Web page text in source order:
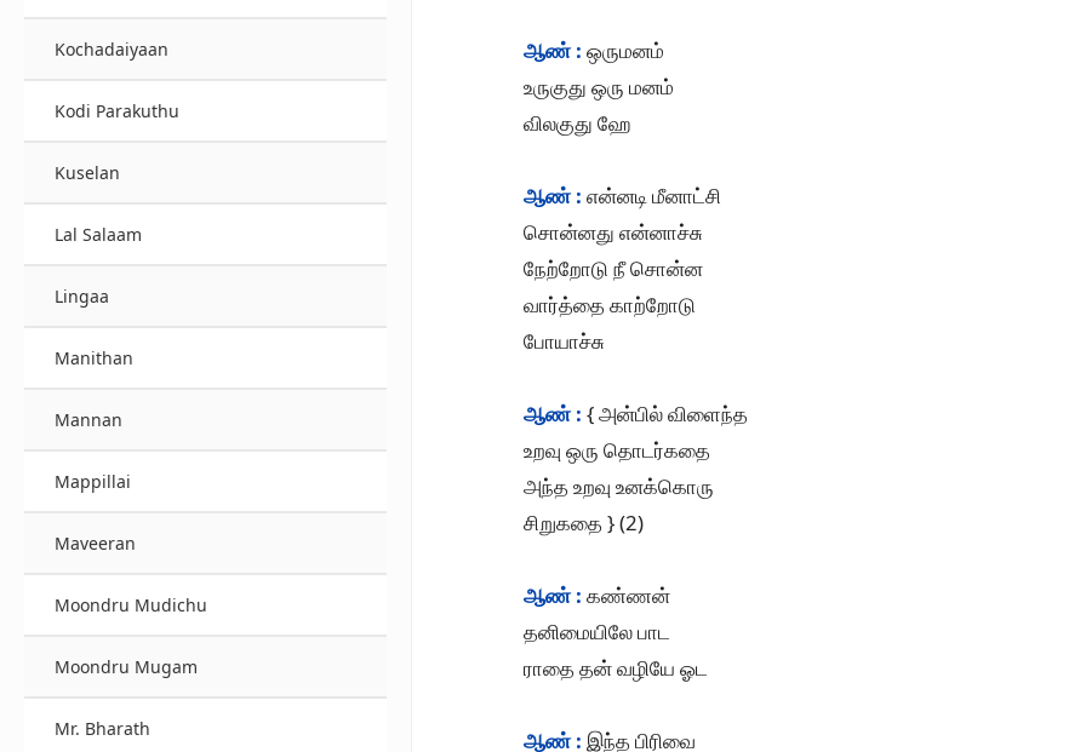
Kochadaiyaan
Kodi Parakuthu
Kuselan
Lal Salaam
Lingaa
Manithan
Mannan
Mappillai
Maveeran
Moondru Mudichu
Moondru Mugam
Mr. Bharath
ஆண் : ஒருமனம்
உருகுது ஒரு மனம்
விலகுது ஹே
ஆண் : என்னடி மீனாட்சி
சொன்னது என்னாச்சு
நேற்றோடு நீ சொன்ன
வார்த்தை காற்றோடு
போயாச்சு
ஆண் : { அன்பில் விளைந்த
உறவு ஒரு தொடர்கதை
அந்த உறவு உனக்கொரு
சிறுகதை } (2)
ஆண் : கண்ணன்
தனிமையிலே பாட
ராதை தன் வழியே ஓட
ஆண் : இந்த பிரிவை